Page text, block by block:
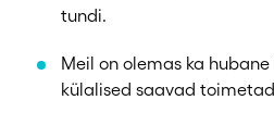
tundi.
Meil on olemas ka
külalised saavad